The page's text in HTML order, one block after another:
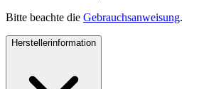
Bitte beachte die Gebrauchsanweisung.
Herstellerinformation